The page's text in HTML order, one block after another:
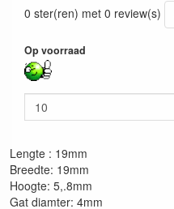
0 ster(ren) met 0 review(s)
Op voorraad
Lengte : 19mm
Breedte: 19mm
Hoogte: 5,.8mm
Gat diamter: 4mm